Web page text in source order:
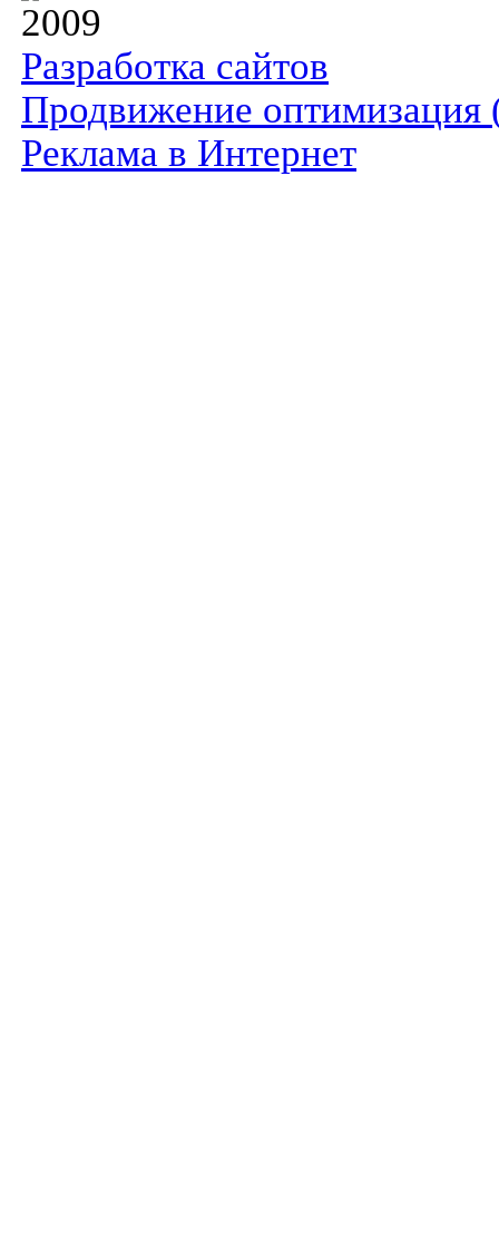
2009
Разработка сайтов
Продвижение оптимизация
Реклама в Интернет